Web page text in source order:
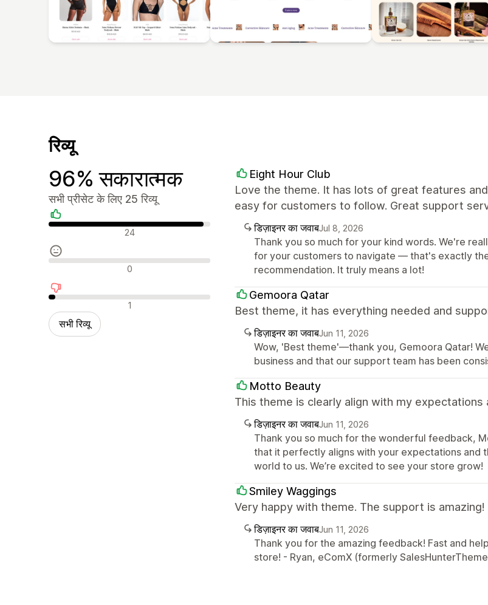
रिव्यू
96% सकारात्मक
सभी प्रीसेट के लिए 25 रिव्यू
सकारात्मक रिव्यू 24
न्यूट्रल रिव्यू 0
नकारात्मक रिव्यू 1
सभी रिव्यू
Eight Hour Club
Love the theme. It has lots of great features
easy for customers to follow. Great support
डिज़ाइनर का जवाबJul 8, 2026
Thank you so much for your kind words. We're
for your customers to navigate — that's exactly
recommendation. It truly means a lot!
Gemoora Qatar
Best theme, it has everything needed and
डिज़ाइनर का जवाबJun 11, 2026
Wow, 'Best theme'—thank you, Gemoora Qatar!
business and that our support team has been
Motto Beauty
This theme is clearly align with my
डिज़ाइनर का जवाबJun 11, 2026
Thank you so much for the wonderful feedback,
that it perfectly aligns with your expectations and
world to us. We’re excited to see your store grow!
Smiley Waggings
Very happy with theme. The support is
डिज़ाइनर का जवाबJun 11, 2026
Thank you for the amazing feedback! Fast and
store! - Ryan, eComX (formerly